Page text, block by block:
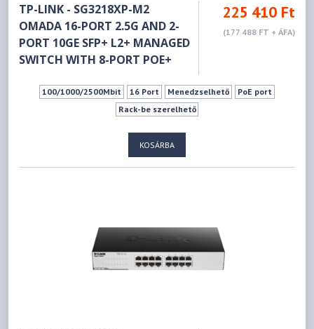
TP-LINK - SG3218XP-M2
OMADA 16-PORT 2.5G AND 2-
PORT 10GE SFP+ L2+ MANAGED
SWITCH WITH 8-PORT POE+
225 410 Ft
(177 488 FT + ÁFA)
100/1000/2500Mbit 16 Port Menedzselhető
PoE port
Rack-be szerelhető
KOSÁRBA